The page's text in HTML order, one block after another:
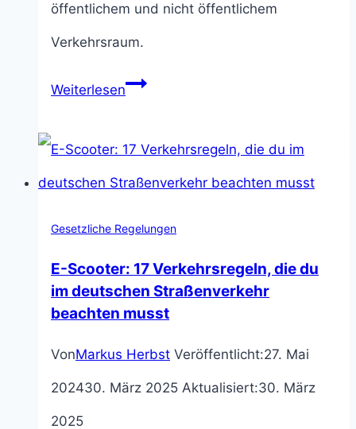
öffentlichem und nicht öffentlichem
Verkehrsraum.
WeiterlesenGeltungsbereich
StVO:
Öffentlicher
Verkehrsraum
nicht
öffentlicher
Verkehrsraum
erklärt
Gesetzliche Regelungen
E-Scooter: 17 Verkehrsregeln, die du
im deutschen Straßenverkehr
beachten musst
VonMarkus Herbst Veröffentlicht:27. Mai
202430. März 2025 Aktualisiert:30. März
2025